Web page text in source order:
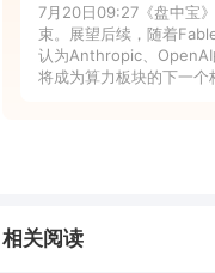
7月20日09:27《盘中宝
束。展望后续，随着
认为Anthropic、OpenAI
将成为算力板块的下一个
相关阅读